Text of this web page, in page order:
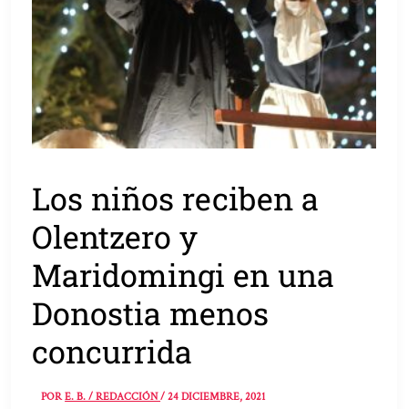
Los niños reciben a
Olentzero y
Maridomingi en una
Donostia menos
concurrida
PORE. B. / REDACCIÓN/24 DICIEMBRE, 2021